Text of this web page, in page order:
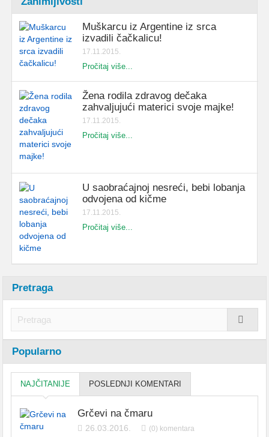
Muškarcu iz Argentine iz srca
izvadili čačkalicu!
17.11.2015.
Pročitaj više...
Žena rodila zdravog dečaka
zahvaljujući materici svoje majke!
17.11.2015.
Pročitaj više...
U saobraćajnoj nesreći, bebi lobanja
odvojena od kičme
17.11.2015.
Pročitaj više...
Pretraga
Popularno
NAJČITANIJE POSLEDNJI KOMENTARI
Grčevi na čmaru
26.03.2016. (0) komentara